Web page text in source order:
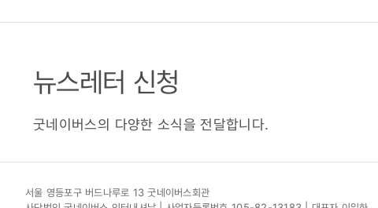
뉴스레터 신청
굿네이버스의 다양한 소식을 전달합니다.
서울 영등포구 버드나루로 13 굿네이버스회관